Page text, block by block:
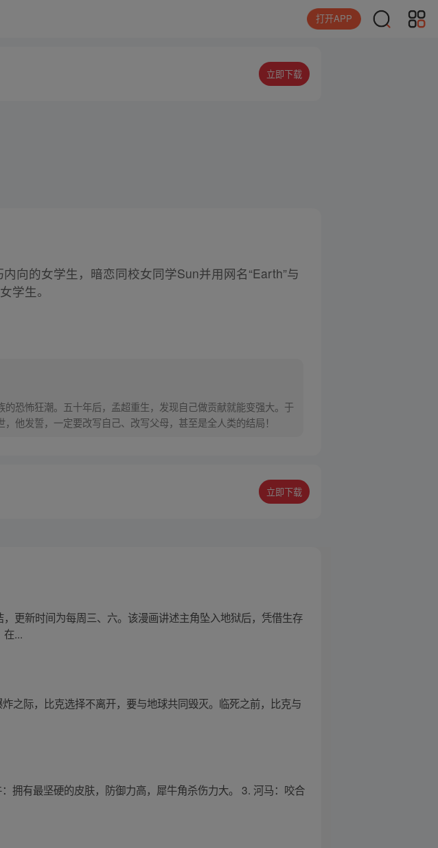
打开APP
立即下载
向的女学生，暗恋同校女同学Sun并用网名“Earth”与
学生。
恐怖狂潮。五十年后，孟超重生，发现自己做贡献就能变强大。于
他发誓，一定要改写自己、改写父母，甚至是全人类的结局！
立即下载
更新时间为每周三、六。该漫画讲述主角坠入地狱后，凭借生存
在...
之际，比克选择不离开，要与地球共同毁灭。临死之前，比克与
拥有最坚硬的皮肤，防御力高，犀牛角杀伤力大。 3. 河马：咬合